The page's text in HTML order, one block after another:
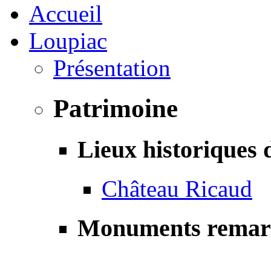
Accueil
Loupiac
Présentation
Patrimoine
Lieux historiques
Château Ricaud
Monuments